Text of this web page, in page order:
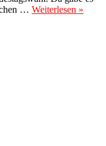
… Weiterlesen »